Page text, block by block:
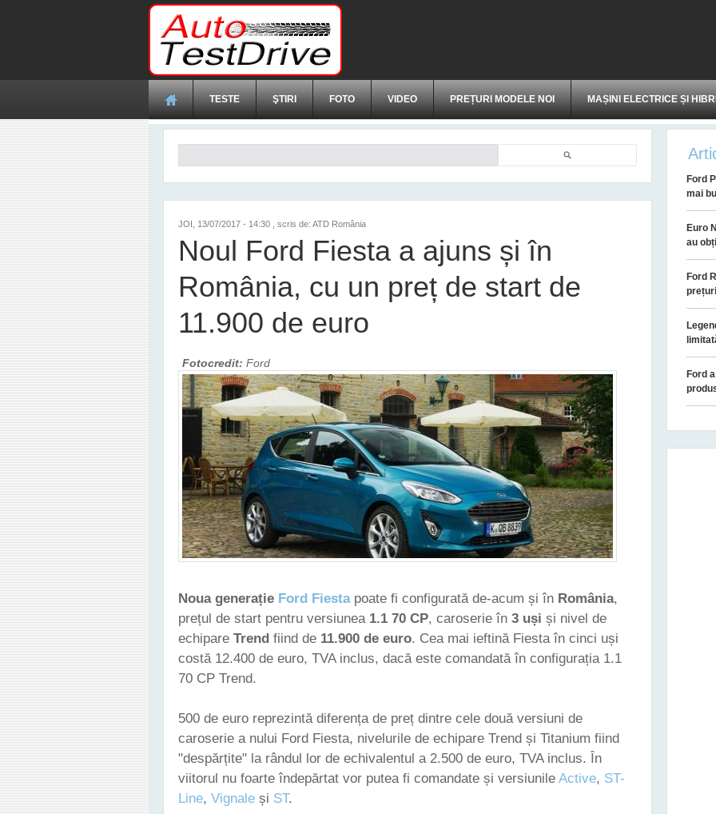
TESTE ŞTIRI FOTO VIDEO PREȚURI MODELE NOI MAȘINI ELECTRICE ȘI
JOI, 13/07/2017 - 14:30 , scris de: ATD România
Noul Ford Fiesta a ajuns și în
România, cu un preț de start de
11.900 de euro
Fotocredit: Ford
Noua generație Ford Fiestapoate fi configurată de-acum și în România,
prețul de start pentru versiunea 1.1 70 CP, caroserie în 3 uși și nivel de
echipare Trend fiind de 11.900 de euro. Cea mai ieftină Fiesta în cinci uși
costă 12.400 de euro, TVA inclus, dacă este comandată în configurația 1.1
70 CP Trend.
500 de euro reprezintă diferența de preț dintre cele două versiuni de
caroserie a nului Ford Fiesta, nivelurile de echipare Trend și Titanium fiind
"despărțite" la rândul lor de echivalentul a 2.500 de euro, TVA inclus. În
viitorul nu foarte îndepărtat vor putea fi comandate și versiunile Active, ST-
Line, Vignale și ST.
Ford
mai
Euro
au
Ford
Ford